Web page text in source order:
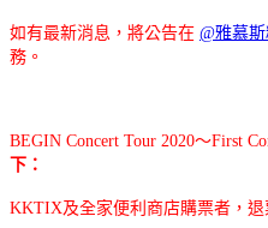
如有最新消息，將公告在 @雅慕
務。
BEGIN Concert Tour 2020～First
下：
KKTIX及全家便利商店購票者，